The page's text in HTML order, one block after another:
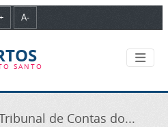
A-
SANTO
de Contas do...